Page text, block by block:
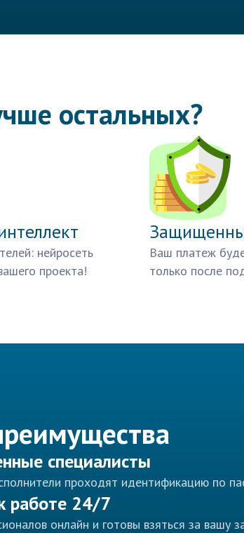
остальных?
нейросеть
проекта!
Ваш платеж
только после
специалисты
проходят идентификацию по
работе 24/7
онлайн и готовы взяться за вашу